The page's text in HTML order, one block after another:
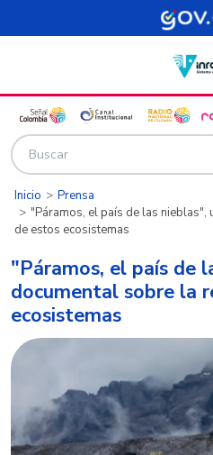
Pasar al contenido principal
Inicio
Prensa
"Páramos, el país de las
de estos ecosistemas
"Páramos, el país de
documental sobre la
ecosistemas